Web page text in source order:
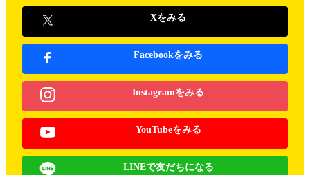
Xをみる
Facebookをみる
Instagramをみる
YouTubeをみる
LINEで友だちになる